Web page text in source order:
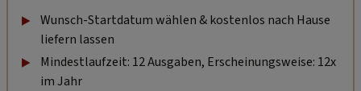
Wunsch-Startdatum wählen & kostenlos nach Hause
liefern lassen
Mindestlaufzeit: 12 Ausgaben, Erscheinungsweise: 12x
im Jahr